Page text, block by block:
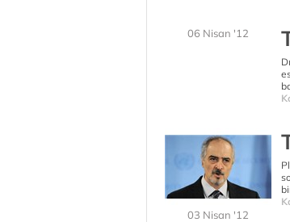
06 Nisan '12
03 Nisan '12